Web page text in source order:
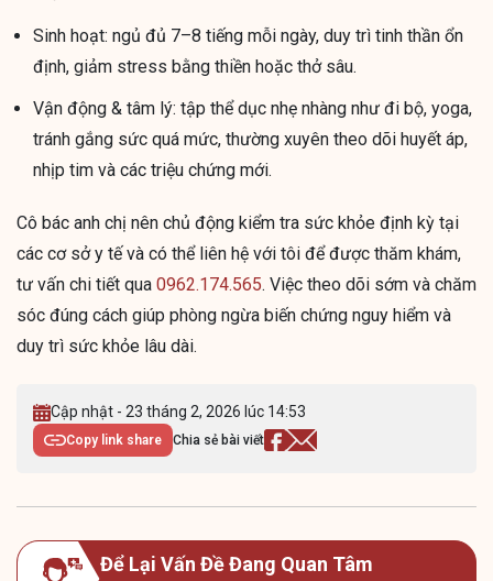
Sinh hoạt: ngủ đủ 7–8 tiếng mỗi ngày, duy trì tinh thần ổn
định, giảm stress bằng thiền hoặc thở sâu.
Vận động & tâm lý: tập thể dục nhẹ nhàng như đi bộ, yoga,
tránh gắng sức quá mức, thường xuyên theo dõi huyết áp,
nhịp tim và các triệu chứng mới.
Cô bác anh chị nên chủ động kiểm tra sức khỏe định kỳ tại
các cơ sở y tế và có thể liên hệ với tôi để được thăm khám,
tư vấn chi tiết qua 0962.174.565. Việc theo dõi sớm và chăm
sóc đúng cách giúp phòng ngừa biến chứng nguy hiểm và
duy trì sức khỏe lâu dài.
Cập nhật - 23 tháng 2, 2026 lúc 14:53
Copy link share Chia sẻ bài viết
Để Lại Vấn Đề Đang Quan Tâm